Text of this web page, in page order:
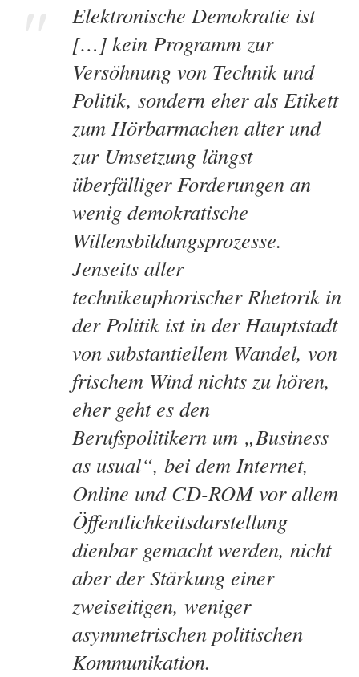
Elektronische Demokratie ist
[…] kein Programm zur
Versöhnung von Technik und
Politik, sondern eher als Etikett
zum Hörbarmachen alter und
zur Umsetzung längst
überfälliger Forderungen an
wenig demokratische
Willensbildungsprozesse.
Jenseits aller
technikeuphorischer Rhetorik in
der Politik ist in der Hauptstadt
von substantiellem Wandel, von
frischem Wind nichts zu hören,
eher geht es den
Berufspolitikern um „Business
as usual“, bei dem Internet,
Online und CD-ROM vor allem
Öffentlichkeitsdarstellung
dienbar gemacht werden, nicht
aber der Stärkung einer
zweiseitigen, weniger
asymmetrischen politischen
Kommunikation.